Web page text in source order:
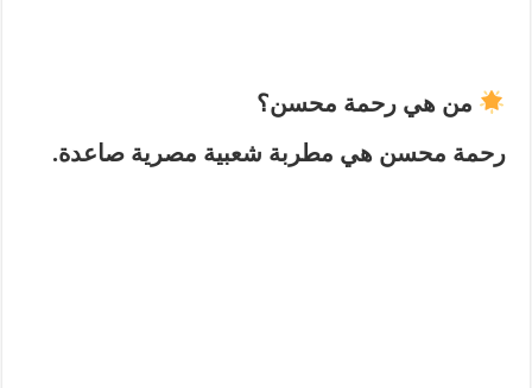
من هي رحمة محسن؟
رحمة محسن هي مطربة شعبية مصرية صاعدة.